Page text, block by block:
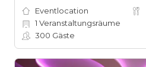
Eventlocation
1 Veranstaltungsräume
300 Gäste